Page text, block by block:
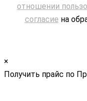
отношении
согласие на
×
Получить прайс по